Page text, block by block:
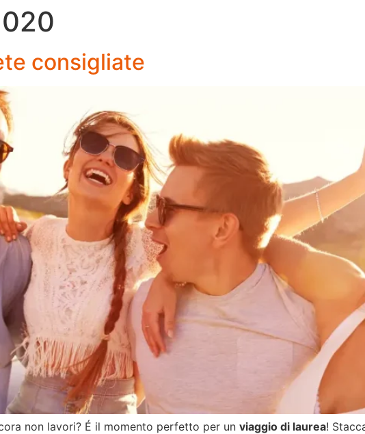
consigliate
non lavori? É il momento perfetto per un viaggio di laurea!